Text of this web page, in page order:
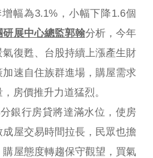
幅為3.1%，小幅下降1.6個
研展中心總監郭翰分析，今年
氣復甦、台股持續上漲產生財
速自住族群進場，購屋需求
房價推升力道猛烈。
銀行房貸將達滿水位，使房
屋交易時間拉長，民眾也擔
屋態度轉趨保守觀望，買氣